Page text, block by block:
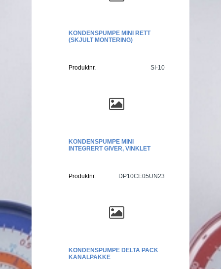
KONDENSPUMPE MINI RETT
(SKJULT MONTERING)
Produktnr. SI-10
KONDENSPUMPE MINI
INTEGRERT GIVER, VINKLET
Produktnr. DP10CE05UN23
KONDENSPUMPE DELTA PACK
KANALPAKKE